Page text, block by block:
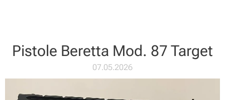
Pistole Beretta Mod. 87 Target
07.05.2026